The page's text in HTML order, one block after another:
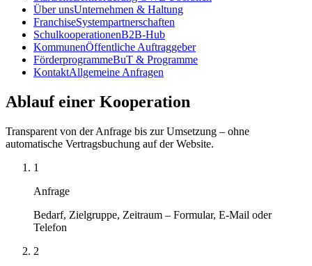
Über unsUnternehmen & Haltung
FranchiseSystempartnerschaften
SchulkooperationenB2B-Hub
KommunenÖffentliche Auftraggeber
FörderprogrammeBuT & Programme
KontaktAllgemeine Anfragen
Ablauf einer Kooperation
Transparent von der Anfrage bis zur Umsetzung – ohne
automatische Vertragsbuchung auf der Website.
1
Anfrage
Bedarf, Zielgruppe, Zeitraum – Formular, E-Mail oder
Telefon
2